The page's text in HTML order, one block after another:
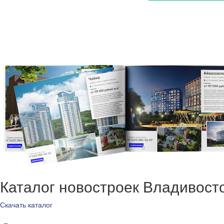
Каталог новостроек
Скачать каталог